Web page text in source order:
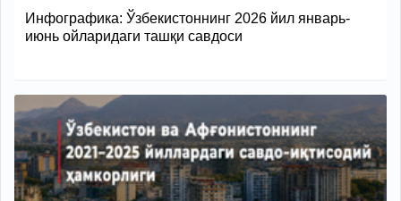
Инфографика: Ўзбекистоннинг 2026 йил январь-
июнь ойларидаги ташқи савдоси